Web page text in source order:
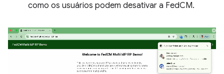
como os usuários podem desativar a FedCM.